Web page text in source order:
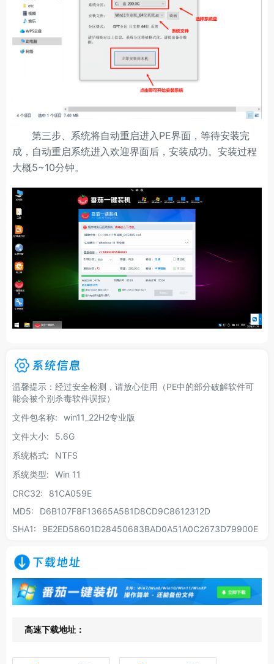
第三步、系统将自动重启进入PE界面，等待安装完
成，自动重启系统进入欢迎界面后，安装成功。安装过程
大概5~10分钟。
系统信息
温馨提示：经过安全检测，请放心使用（PE中的部分破解软件可
能会被个别杀毒软件误报）
文件包名称:
win11_22H2专业版
文件大小:
5.6G
系统格式:
NTFS
系统类型:
Win 11
CRC32:
81CA059E
MD5:
D6B107F8F13665A581D8CD9C8612312D
SHA1:
9E2ED58601D28450683BAD0A51A0C2673D79900E
下载地址
高速下载地址：